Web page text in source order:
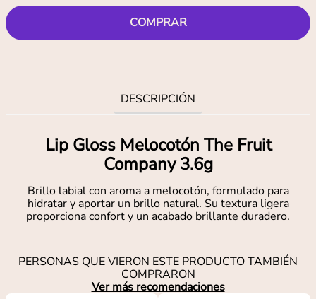
COMPRAR
DESCRIPCIÓN
Lip Gloss Melocotón The Fruit
Company 3.6g
Brillo labial con aroma a melocotón, formulado para
hidratar y aportar un brillo natural. Su textura ligera
proporciona confort y un acabado brillante duradero.
PERSONAS QUE VIERON ESTE PRODUCTO TAMBIÉN
COMPRARON
Ver más recomendaciones